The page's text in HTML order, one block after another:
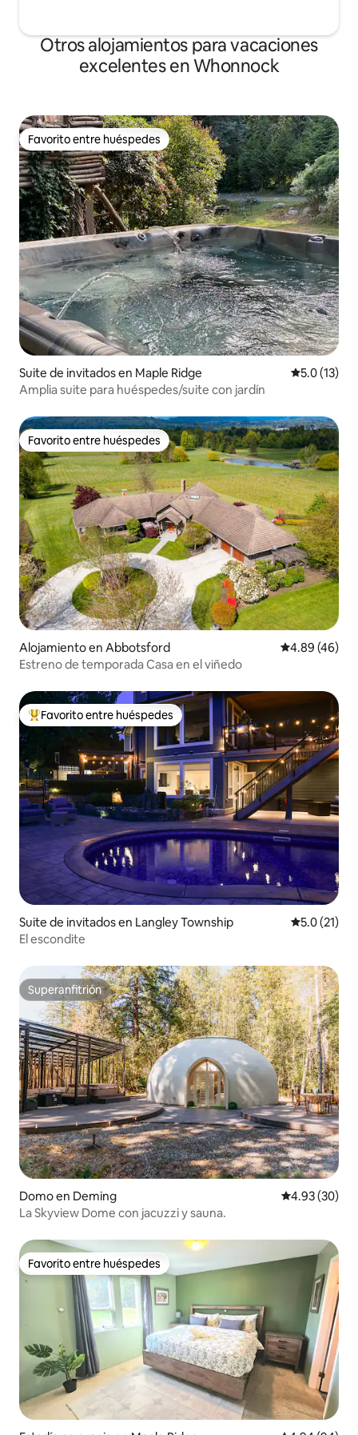
Otros alojamientos para vacaciones
excelentes en Whonnock
Favorito entre huéspedes
Favorito entre huéspedes
Suite de invitados en Maple Ridge Calificación
5.0 (13)
Amplia suite para huéspedes/suite con jardín
Favorito entre huéspedes
Favorito entre huéspedes
Alojamiento en Abbotsford Calificación
4.89 (46)
Estreno de temporada Casa en el viñedo
Favorito entre huéspedes preferido
Favorito entre huéspedes
Suite de invitados en Langley Township Calificación
5.0 (21)
El escondite
Superanfitrión
Superanfitrión
Domo en Deming Calificación
4.93 (30)
La Skyview Dome con jacuzzi y sauna.
Favorito entre huéspedes
Favorito entre huéspedes